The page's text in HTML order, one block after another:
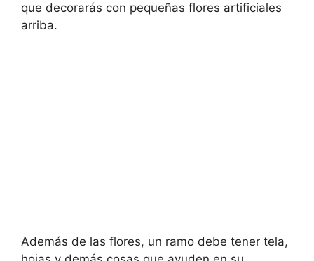
que decorarás con pequeñas flores artificiales
arriba.
Además de las flores, un ramo debe tener tela,